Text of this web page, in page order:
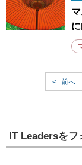
< 前へ
IT Leadersをフ